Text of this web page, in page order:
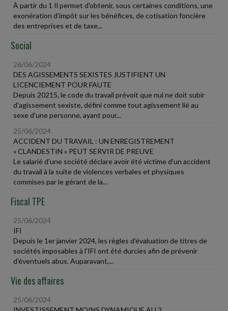
À partir du 1 Il permet d'obtenir, sous certaines conditions, une
exonération d'impôt sur les bénéfices, de cotisation foncière
des entreprises et de taxe...
Social
26/06/2024
DES AGISSEMENTS SEXISTES JUSTIFIENT UN
LICENCIEMENT POUR FAUTE
Depuis 20215, le code du travail prévoit que nul ne doit subir
d'agissement sexiste, défini comme tout agissement lié au
sexe d'une personne, ayant pour...
25/06/2024
ACCIDENT DU TRAVAIL : UN ENREGISTREMENT
« CLANDESTIN » PEUT SERVIR DE PREUVE
Le salarié d'une société déclare avoir été victime d'un accident
du travail à la suite de violences verbales et physiques
commises par le gérant de la...
Fiscal TPE
25/06/2024
IFI
Depuis le 1er janvier 2024, les règles d'évaluation de titres de
sociétés imposables à l'IFI ont été durcies afin de prévenir
d'éventuels abus. Auparavant,...
Vie des affaires
25/06/2024